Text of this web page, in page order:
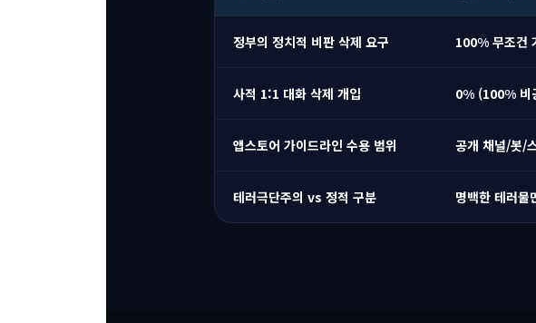
정부의 정치적 비판 삭제 요구 100% 무조건
사적 1:1 대화 삭제 개입 0% (100% 비
앱스토어 가이드라인 수용 범위 공개 채널/봇/
테러극단주의 vs 정적 구분 명백한 테러물